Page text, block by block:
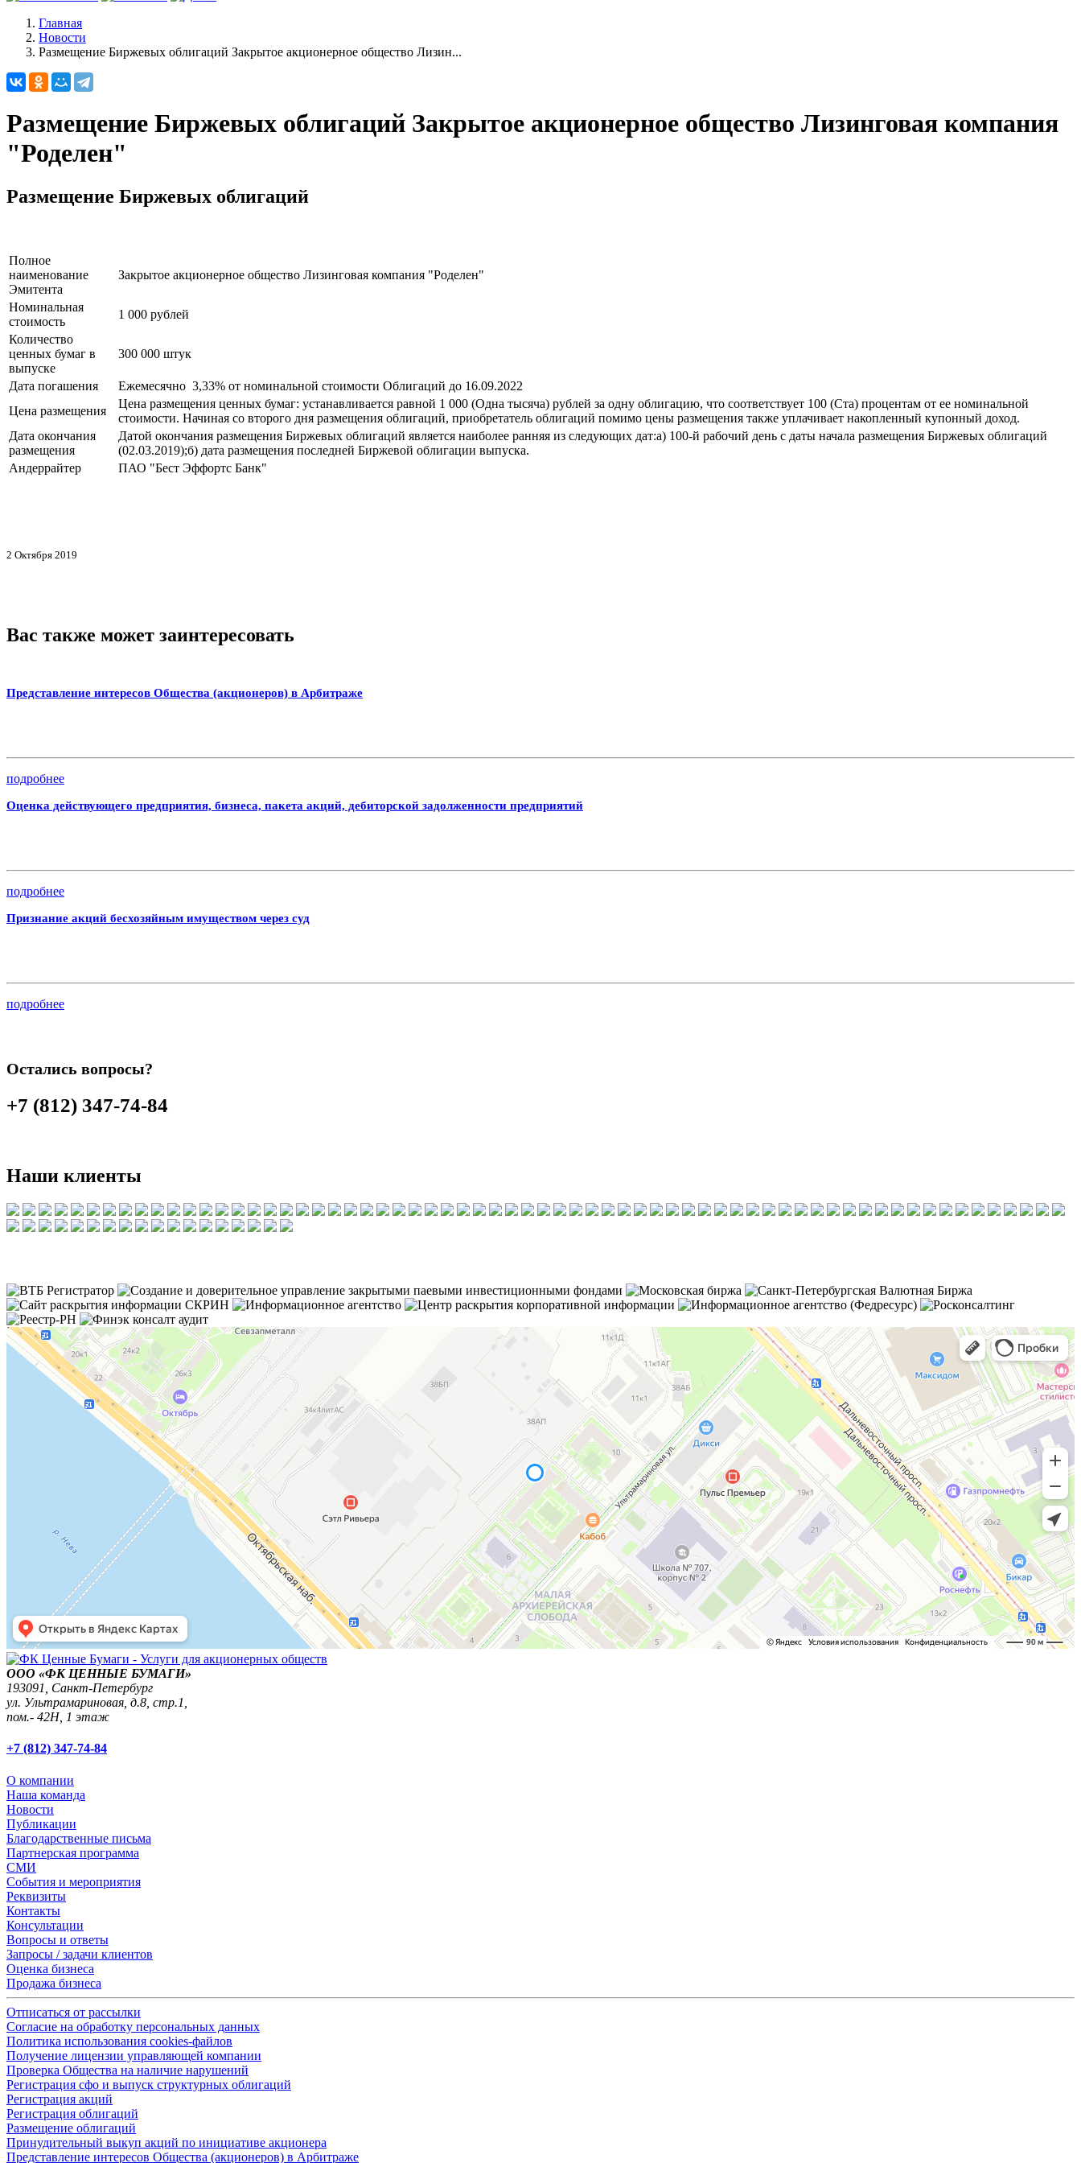
Главная
Новости
Размещение Биржевых облигаций Закрытое акционерное общество Лизин...
Размещение Биржевых облигаций Закрытое акционерное общество Лизинговая компания
"Роделен"
Размещение Биржевых облигаций
Полное
наименование
Эмитента
Закрытое акционерное общество Лизинговая компания "Роделен"
Номинальная
стоимость
1 000 рублей
Количество
ценных бумаг в
выпуске
300 000 штук
Дата погашения
Ежемесячно 3,33% от номинальной стоимости Облигаций до 16.09.2022
Цена размещения
Цена размещения ценных бумаг: устанавливается равной 1 000 (Одна тысяча) рублей за одну облигацию, что соответствует 100 (Ста) процентам от ее номинальной
стоимости. Начиная со второго дня размещения облигаций, приобретатель облигаций помимо цены размещения также уплачивает накопленный купонный доход.
Дата окончания
размещения
Датой окончания размещения Биржевых облигаций является наиболее ранняя из следующих дат:а) 100-й рабочий день с даты начала размещения Биржевых облигаций
(02.03.2019);б) дата размещения последней Биржевой облигации выпуска.
Андеррайтер
ПАО "Бест Эффортс Банк"
2 Октября 2019
Вас также может заинтересовать
Представление интересов Общества (акционеров) в Арбитраже
подробнее
Оценка действующего предприятия, бизнеса, пакета акций, дебиторской задолженности предприятий
подробнее
Признание акций бесхозяйным имуществом через суд
подробнее
Остались вопросы?
+7 (812) 347-74-84
Наши клиенты
ООО «ФК ЦЕННЫЕ БУМАГИ»
193091, Санкт-Петербург
ул. Ультрамариновая, д.8, стр.1,
пом.- 42Н, 1 этаж
+7 (812) 347-74-84
О компании
Наша команда
Новости
Публикации
Благодарственные письма
Партнерская программа
СМИ
События и мероприятия
Реквизиты
Контакты
Консультации
Вопросы и ответы
Запросы / задачи клиентов
Оценка бизнеса
Продажа бизнеса
Отписаться от рассылки
Согласие на обработку персональных данных
Политика использования cookies-файлов
Получение лицензии управляющей компании
Проверка Общества на наличие нарушений
Регистрация сфо и выпуск структурных облигаций
Регистрация акций
Регистрация облигаций
Размещение облигаций
Принудительный выкуп акций по инициативе акционера
Представление интересов Общества (акционеров) в Арбитраже